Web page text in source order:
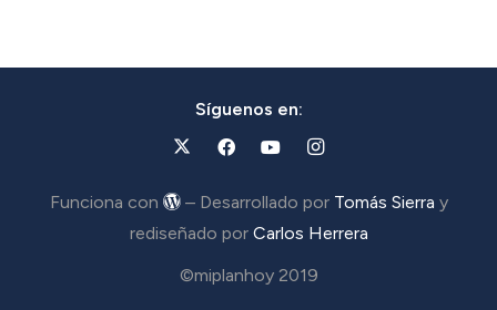
Síguenos en:
Funciona con – Desarrollado por Tomás Sierra y
rediseñado por Carlos Herrera
©miplanhoy 2019